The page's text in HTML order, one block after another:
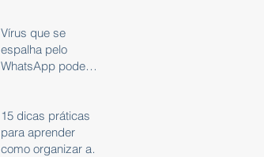
Vírus que se
espalha pelo
WhatsApp pode
15 dicas práticas
para aprender
como organizar as